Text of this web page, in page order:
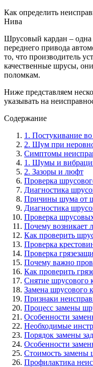
Как определить
Нива
Шрусовый кардан – одна
переднего привода
то, что производитель
качественные шрусы,
поломкам.
Ниже представляем
указывать на
Содержание
1. Постукивание
2. Шум при
Симптомы
1. Шумы и
2. Зазоры и люфт
Проверка
Диагностика
Причины шума от
Диагностика
Проверка
Почему возникает
Как проверить
Проверка
Проверка
Почему важно
Как проверить
Снятие шрусового
Замена шрусового
Признаки
Процесс замены
Особенности
Необходимые
Порядок замены
Особенности
Стоимость замены
Профилактика